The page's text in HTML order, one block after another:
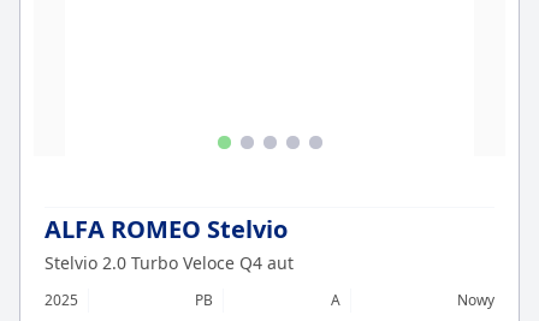
ALFA ROMEO Stelvio
Stelvio 2.0 Turbo Veloce Q4 aut
2025 PB A
Nowy